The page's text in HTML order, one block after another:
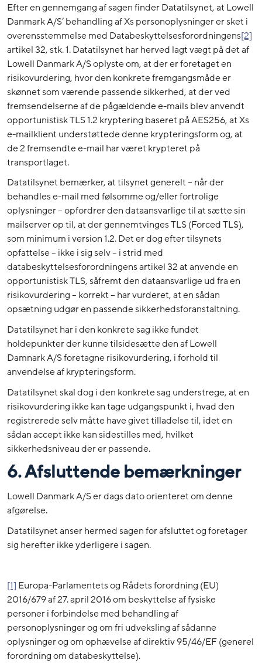
Efter en gennemgang af sagen finder Datatilsynet, at Lowell
Danmark A/S’ behandling af Xs personoplysninger er sket i
overensstemmelse med Databeskyttelsesforordningens[2]
artikel 32, stk. 1. Datatilsynet har herved lagt vægt på det af
Lowell Danmark A/S oplyste om, at der er foretaget en
risikovurdering, hvor den konkrete fremgangsmåde er
skønnet som værende passende sikkerhed, at der ved
fremsendelserne af de pågældende e-mails blev anvendt
opportunistisk TLS 1.2 kryptering baseret på AES256, at Xs
e-mailklient understøttede denne krypteringsform og, at
de 2 fremsendte e-mail har været krypteret på
transportlaget.
Datatilsynet bemærker, at tilsynet generelt – når der
behandles e-mail med følsomme og/eller fortrolige
oplysninger – opfordrer den dataansvarlige til at sætte sin
mailserver op til, at der gennemtvinges TLS (Forced TLS),
som minimum i version 1.2. Det er dog efter tilsynets
opfattelse – ikke i sig selv – i strid med
databeskyttelsesforordningens artikel 32 at anvende en
opportunistisk TLS, såfremt den dataansvarlige ud fra en
risikovurdering – korrekt – har vurderet, at en sådan
opsætning udgør en passende sikkerhedsforanstaltning.
Datatilsynet har i den konkrete sag ikke fundet
holdepunkter der kunne tilsidesætte den af Lowell
Damnark A/S foretagne risikovurdering, i forhold til
anvendelse af krypteringsform.
Datatilsynet skal dog i den konkrete sag understrege, at en
risikovurdering ikke kan tage udgangspunkt i, hvad den
registrerede selv måtte have givet tilladelse til, idet en
sådan accept ikke kan sidestilles med, hvilket
sikkerhedsniveau der er passende.
6. Afsluttende bemærkninger
Lowell Danmark A/S er dags dato orienteret om denne
afgørelse.
Datatilsynet anser hermed sagen for afsluttet og foretager
sig herefter ikke yderligere i sagen.
[1] Europa-Parlamentets og Rådets forordning (EU)
2016/679 af 27. april 2016 om beskyttelse af fysiske
personer i forbindelse med behandling af
personoplysninger og om fri udveksling af sådanne
oplysninger og om ophævelse af direktiv 95/46/EF (generel
forordning om databeskyttelse).